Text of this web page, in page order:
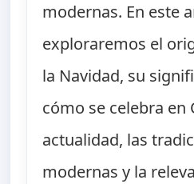
modernas. En este
exploraremos el
la Navidad, su
cómo se celebra en
actualidad, las
modernas y la